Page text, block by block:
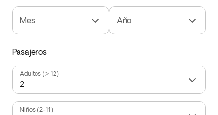
Mes Año
Pasajeros
Adultos (> 12)
Niños (2-11)